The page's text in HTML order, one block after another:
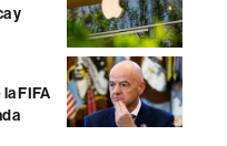
y
FIFA